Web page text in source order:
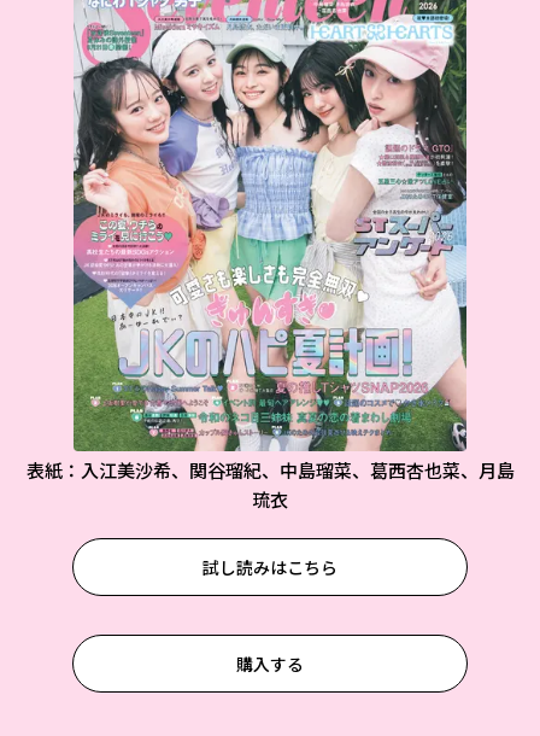
表紙：入江美沙希、関谷瑠紀、中島瑠菜、葛西杏也菜、月島
琉衣
試し読みはこちら
購入する